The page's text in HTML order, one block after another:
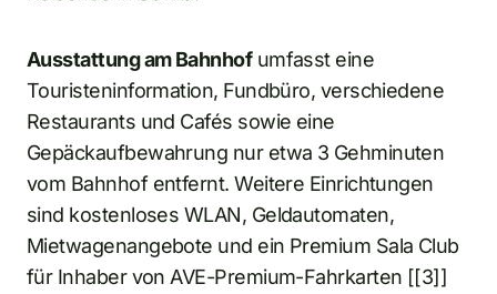
Ausstattung am Bahnhofumfasst eine
Touristeninformation, Fundbüro, verschiedene
Restaurants und Cafés sowie eine
Gepäckaufbewahrung nur etwa 3 Gehminuten
vom Bahnhof entfernt. Weitere Einrichtungen
sind kostenloses WLAN, Geldautomaten,
Mietwagenangebote und ein Premium Sala Club
für Inhaber von AVE-Premium-Fahrkarten [[3]]